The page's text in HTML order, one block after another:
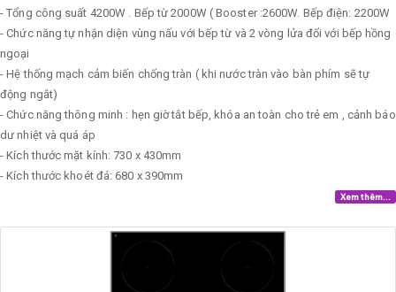
- Tổng công suất 4200W . Bếp từ 2000W ( Booster :2600W. Bếp điện: 2200W
- Chức năng tự nhận diện vùng nấu với bếp từ và 2 vòng lửa đối với bếp hồng
ngoại
- Hệ thống mạch cảm biến chống tràn ( khi nước tràn vào bàn phím sẽ tự
động ngắt)
- Chức năng thông minh : hẹn giờ tắt bếp, khóa an toàn cho trẻ em , cảnh báo
dư nhiệt và quá áp
- Kích thước mặt kính: 730 x 430mm
- Kích thước khoét đá: 680 x 390mm
Xem thêm...